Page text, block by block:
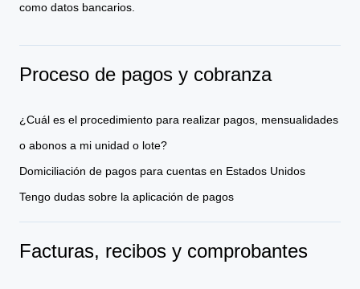
como datos bancarios.
Proceso de pagos y cobranza
¿Cuál es el procedimiento para realizar pagos, mensualidades
o abonos a mi unidad o lote?
Domiciliación de pagos para cuentas en Estados Unidos
Tengo dudas sobre la aplicación de pagos
Facturas, recibos y comprobantes